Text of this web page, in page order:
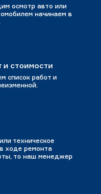
осмотр авто или
начинаем в
и стоимости
список работ и
техническое
ходе ремонта
то наш менеджер